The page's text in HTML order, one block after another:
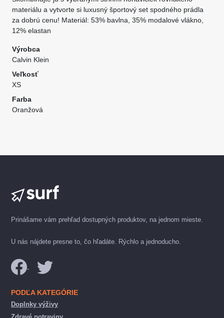
materiálu a vytvorte si luxusný športový set spodného prádla
za dobrú cenu! Materiál: 53% bavlna, 35% modalové vlákno,
12% elastan
Výrobca
Calvin Klein
Veľkosť
XS
Farba
Oranžová
Prinášame vám prehľad dostupných produktov, na jednom mieste.
U nás nájdete presne to, čo hľadáte. Rýchlo a jednoducho.
PODĽA KATEGÓRIE
Doplnky výživy